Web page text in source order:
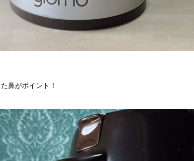
鼻がポイント！